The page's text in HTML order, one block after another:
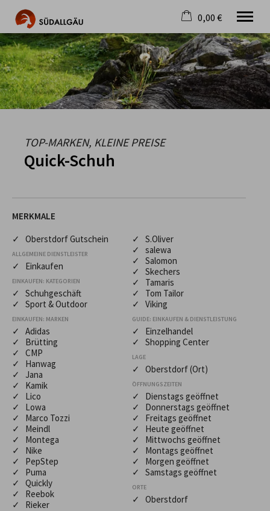
Die schönste Seite im Allgäu
Aktuell
Destination
Gastgeber
Wandern
Mountainbike
Tipps
0,00 €
×
Warenkorb ist leer
TOP-MARKEN, KLEINE PREISE
Quick-Schuh
MERKMALE
✓ Oberstdorf Gutschein
ALLGEMEINE DIENSTLEISTER
✓ Einkaufen
EINKAUFEN: KATEGORIEN
✓ Schuhgeschäft
✓ Sport & Outdoor
EINKAUFEN: MARKEN
✓ Adidas
✓ Brütting
✓ CMP
✓ Hanwag
✓ Jana
✓ Kamik
✓ Lico
✓ Lowa
✓ Marco Tozzi
✓ Meindl
✓ Montega
✓ Nike
✓ PepStep
✓ Puma
✓ Quickly
✓ Reebok
✓ Rieker
✓ S.Oliver
✓ salewa
✓ Salomon
✓ Skechers
✓ Tamaris
✓ Tom Tailor
✓ Viking
GUIDE: EINKAUFEN & DIENSTLEISTUNG
✓ Einzelhandel
✓ Shopping Center
LAGE
✓ Oberstdorf (Ort)
ÖFFNUNGSZEITEN
✓ Dienstags geöffnet
✓ Donnerstags geöffnet
✓ Freitags geöffnet
✓ Heute geöffnet
✓ Mittwochs geöffnet
✓ Montags geöffnet
✓ Morgen geöffnet
✓ Samstags geöffnet
ORTE
✓ Oberstdorf